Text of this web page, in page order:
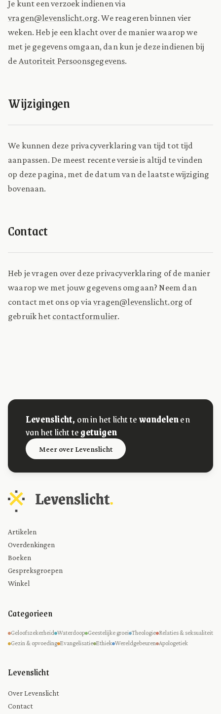
Je kunt een verzoek indienen via
vragen@levenslicht.org. We reageren binnen vier
weken. Heb je een klacht over de manier waarop we
met je gegevens omgaan, dan kun je deze indienen bij
de Autoriteit Persoonsgegevens.
Wijzigingen
We kunnen deze privacyverklaring van tijd tot tijd
aanpassen. De meest recente versie is altijd te vinden
op deze pagina, met de datum van de laatste wijziging
bovenaan.
Contact
Heb je vragen over deze privacyverklaring of de manier
waarop we met jouw gegevens omgaan? Neem dan
contact met ons op viavragen@levenslicht.org of
gebruik het contactformulier.
Levenslicht, om in het licht tewandelenen
van het licht tegetuigen
Meer over Levenslicht
Artikelen
Overdenkingen
Boeken
Gespreksgroepen
Winkel
Categorieen
Geloofszekerheid Waterdoop Geestelijke groei Theologie Relaties & seksualiteit
Gezin & opvoeding Evangelisatie Ethiek Wereldgebeuren Apologetiek
Levenslicht
Over Levenslicht
Contact